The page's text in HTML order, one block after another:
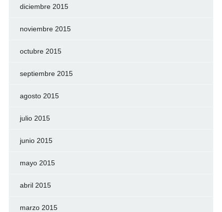
diciembre 2015
noviembre 2015
octubre 2015
septiembre 2015
agosto 2015
julio 2015
junio 2015
mayo 2015
abril 2015
marzo 2015